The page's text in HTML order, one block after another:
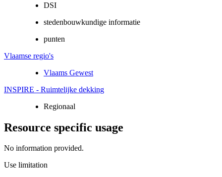
DSI
stedenbouwkundige informatie
punten
Vlaamse regio's
Vlaams Gewest
INSPIRE - Ruimtelijke dekking
Regionaal
Resource specific usage
No information provided.
Use limitation